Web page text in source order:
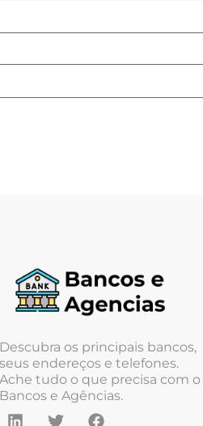
Descubra os principais bancos,
seus endereços e telefones.
Ache tudo o que precisa com o
Bancos e Agências.